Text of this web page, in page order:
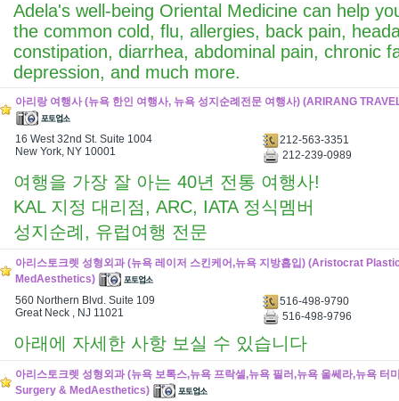
Adela's well-being Oriental Medicine can help
the common cold, flu, allergies, back pain,
constipation, diarrhea, abdominal pain, chronic
depression, and much more.
아리랑 여행사 (뉴욕 한인 여행사, 뉴욕 성지순례전문 여행사) (ARIRANG
16 West 32nd St. Suite 1004
New York, NY 10001
212-563-3351
212-239-0989
여행을 가장 잘 아는 40년 전통 여행사!
KAL 지정 대리점, ARC, IATA 정식멤버
성지순례, 유럽여행 전문
아리스토크렛 성형외과 (뉴욕 레이저 스킨케어,뉴욕 지방흡입) (Aristocrat
MedAesthetics)
560 Northern Blvd. Suite 109
Great Neck , NJ 11021
516-498-9790
516-498-9796
아래에 자세한 사항 보실 수 있습니다
아리스토크렛 성형외과 (뉴욕 보톡스,뉴욕 프락셀,뉴욕 필러,뉴욕 울쎄라,뉴욕 터
Surgery & MedAesthetics)